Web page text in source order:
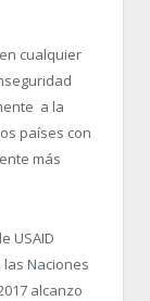
cualquier
a la
países con
más
USAID
Naciones
alcanzo